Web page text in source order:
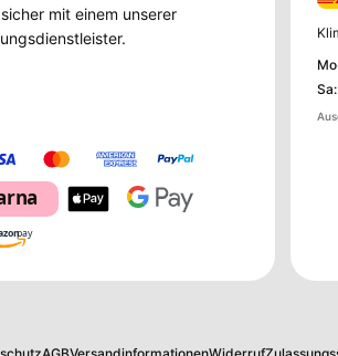
mit einem unserer
pay
Sa: